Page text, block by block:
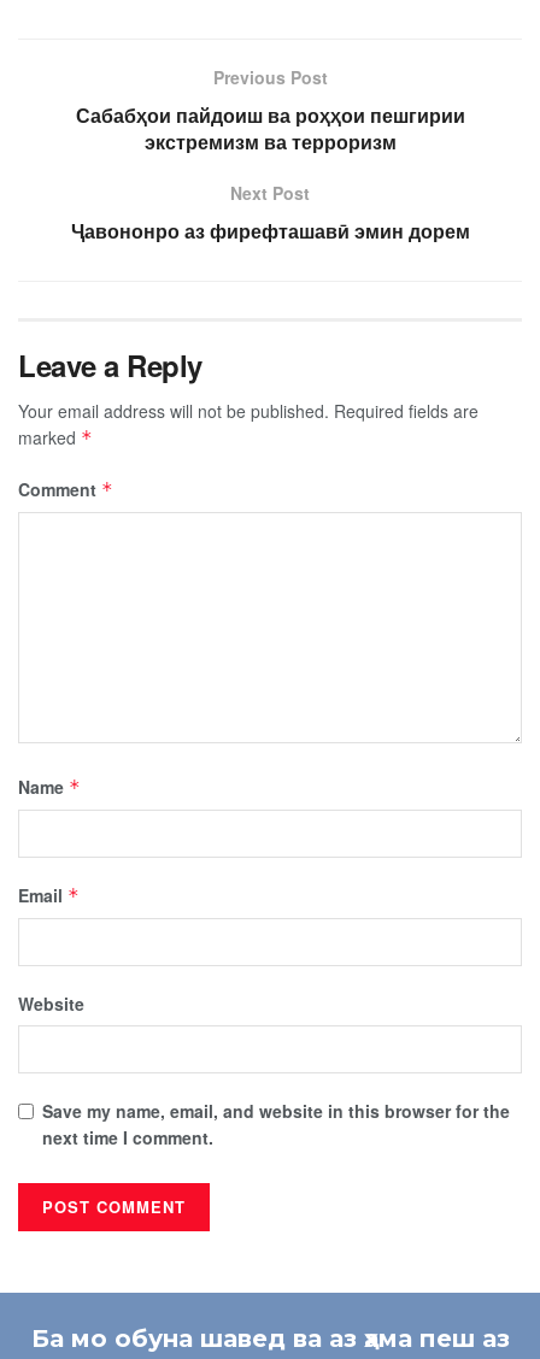
Previous Post
Сабабҳои пайдоиш ва роҳҳои пешгирии
экстремизм ва терроризм
Next Post
Ҷавононро аз фирефташавӣ эмин дорем
Leave a Reply
Your email address will not be published. Required fields are
marked *
Comment *
Name *
Email *
Website
Save my name, email, and website in this browser for the
next time I comment.
Ба мо обуна шавед ва аз ҳама пеш аз